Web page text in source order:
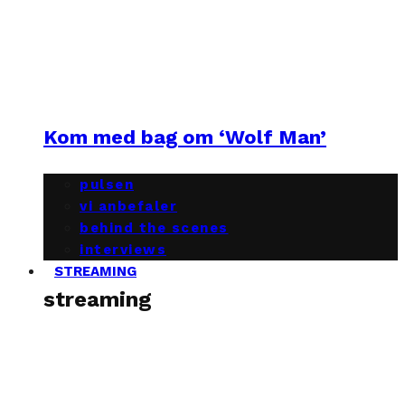
Kom med bag om ‘Wolf Man’
pulsen
vi anbefaler
behind the scenes
interviews
STREAMING
streaming